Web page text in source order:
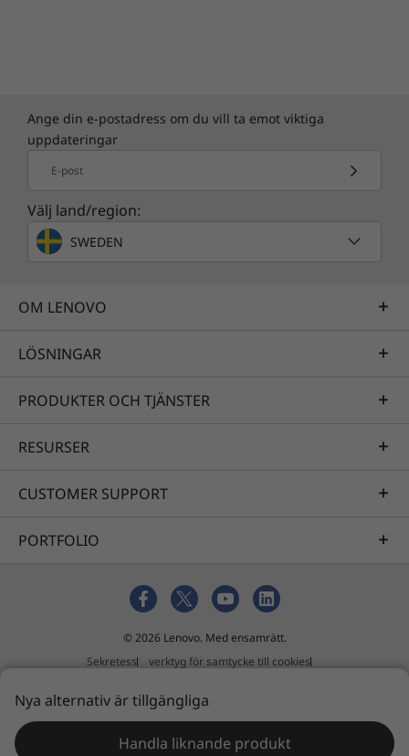
Ange din e-postadress om du vill ta emot viktiga
uppdateringar
E-post
Välj land/region:
SWEDEN
OM LENOVO
LÖSNINGAR
PRODUKTER OCH TJÄNSTER
RESURSER
CUSTOMER SUPPORT
PORTFOLIO
© 2026 Lenovo. Med ensamrätt.
Sekretess
verktyg för samtycke till cookies
Uttalande mot slaveri och människohandel
Nya alternativ är tillgängliga
Handla liknande produkt